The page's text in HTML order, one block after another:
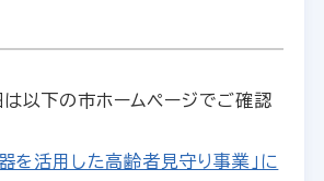
以下の市ホームページでご確認
を活用した高齢者見守り事業」に